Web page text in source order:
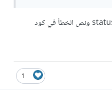
كيف يمكنني الوصول إلى statuscode ونص الخطأ في كود
1